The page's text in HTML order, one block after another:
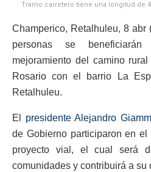
Tramo carretero tiene una longitud de
Champerico, Retalhuleu, 8 abr
personas se
mejoramiento del camino
Rosario con el barrio La
Retalhuleu.
El presidente Alejandro
de Gobierno participaron en el
proyecto vial, el cual será
comunidades y contribuirá a su